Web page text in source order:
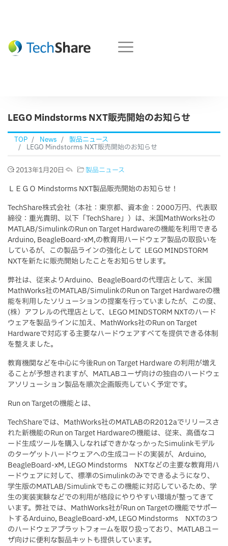
LEGO Mindstorms NXT販売開始のお知らせ
TOP News 製品ニュース
LEGO Mindstorms NXT販売開始のお知らせ
2013年1月20日 製品ニュース
ＬＥＧＯ Mindstorms NXT製品販売開始のお知らせ！
TechShare株式会社（本社：東京都、資本金：2000万円、代表取
締役：重光貴明、以下「TechShare」）は、米国MathWorks社の
MATLAB/SimulinkのRun on Target Hardwareの機能を利用できる
Arduino, BeagleBoard-xM,の教育用ハードウェア製品の取扱いを
しているが、この製品ラインの強化として LEGO MINDSTORM
NXTを新たに販売開始したことをお知らせします。
弊社は、従来よりArduino、BeagleBoardの代理店として、米国
MathWorks社のMATLAB/SimulinkのRun on Target Hardwareの機
能を利用したソリューションの提案を行っていましたが、この度、
(株）アフレルの代理店として、LEGO MINDSTORM NXTのハード
ウェアを製品ラインに加え、MathWorks社のRun on Target
Hardwareで対応する主要なハードウェアすべてを提供できる体制
を整えました。
教育機関などを中心に今後Run on Target Hardware の利用が増え
ることが予想されますが、MATLABユーザ向けの独自のハードウェ
アソリューション製品を順次企画販売していく予定です。
Run on Targetの機能とは、
TechShareでは、MathWorks社のMATLABのR2012aでリリースさ
れた新機能のRun on Target Hardwareの機能は、従来、高価なコ
ード生成ツールを購入しなればできかなっかったSimulinkモデル
のターゲットハードウェアへの生成コードの実装が、Arduino,
BeagleBoard-xM, LEGO Mindstorms NXTなどの主要な教育用ハ
ードウェアに対して、標準のSimulinkのみでできるようになり、
学生版のMATLAB/Simulinkでもこの機能に対応しているため、学
生の実装実験などでの利用が格段にやりやすい環境が整ってきて
います。弊社では、MathWorks社がRun on Targetの機能でサポー
トするArduino, BeagleBoard-xM, LEGO Mindstorms NXTの3つ
のハードウェアプラットフォームを取り扱っており、MATLABユー
ザ向けに便利な製品キットも提供しています。